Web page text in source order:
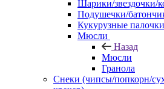
Шарики/звездочки/
Подушечки/
Кукурузные палочки
Мюсли
Назад
Мюсли
Гранола
Снеки (чипсы/попкорн/